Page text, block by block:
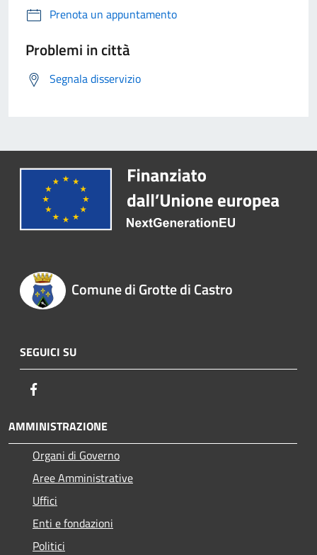
Prenota un appuntamento
Problemi in città
Segnala disservizio
Comune di Grotte di Castro
SEGUICI SU
AMMINISTRAZIONE
Organi di Governo
Aree Amministrative
Uffici
Enti e fondazioni
Politici